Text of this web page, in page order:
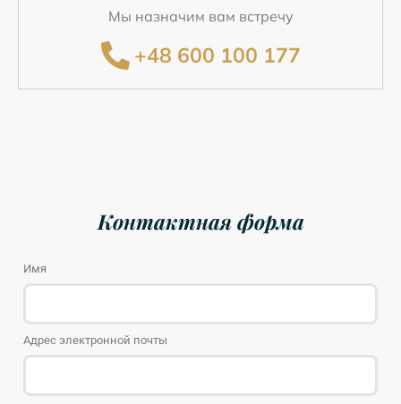
Мы назначим вам встречу
+48 600 100 177
Контактная форма
Имя
Адрес электронной почты